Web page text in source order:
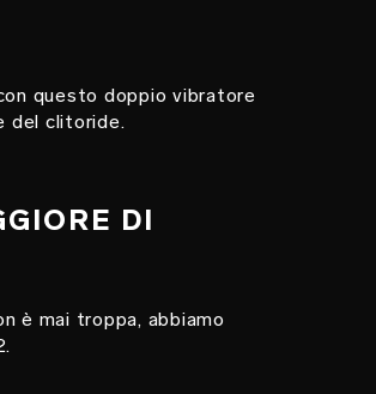
questo doppio vibratore
del clitoride.
DI
è mai troppa, abbiamo